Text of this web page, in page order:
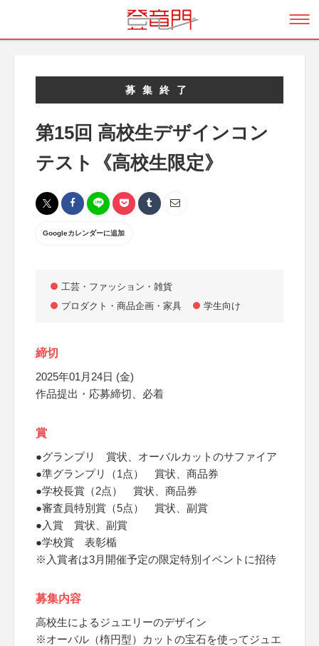
募集終了
第15回 高校生デザインコン
テスト《高校生限定》
Googleカレンダーに追加
工芸・ファッション・雑貨
プロダクト・商品企画・家具
学生向け
締切
2025年01月24日 (金)
作品提出・応募締切、必着
賞
●グランプリ 賞状、オーバルカットのサファイア
●準グランプリ（1点） 賞状、商品券
●学校長賞（2点） 賞状、商品券
●審査員特別賞（5点） 賞状、副賞
●入賞 賞状、副賞
●学校賞 表彰楯
※入賞者は3月開催予定の限定特別イベントに招待
募集内容
高校生によるジュエリーのデザイン
※オーバル（楕円型）カットの宝石を使ってジュエ